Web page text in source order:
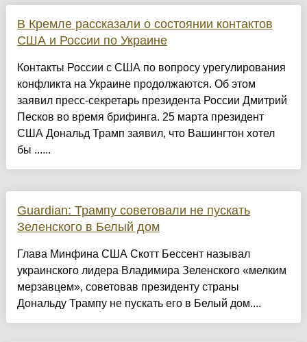
В Кремле рассказали о состоянии контактов
США и России по Украине
Контакты России с США по вопросу урегулирования
конфликта на Украине продолжаются. Об этом
заявил пресс-секретарь президента России Дмитрий
Песков во время брифинга. 25 марта президент
США Дональд Трамп заявил, что Вашингтон хотел
бы ......
Guardian: Трампу советовали не пускать
Зеленского в Белый дом
Глава Минфина США Скотт Бессент называл
украинского лидера Владимира Зеленского «мелким
мерзавцем», советовав президенту страны
Дональду Трампу не пускать его в Белый дом....